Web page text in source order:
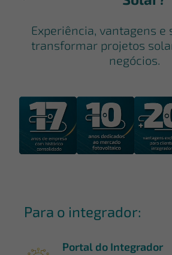
Experiência, vantagens e
transformar projetos
negócios.
Para o integrador:
Portal do Integrador